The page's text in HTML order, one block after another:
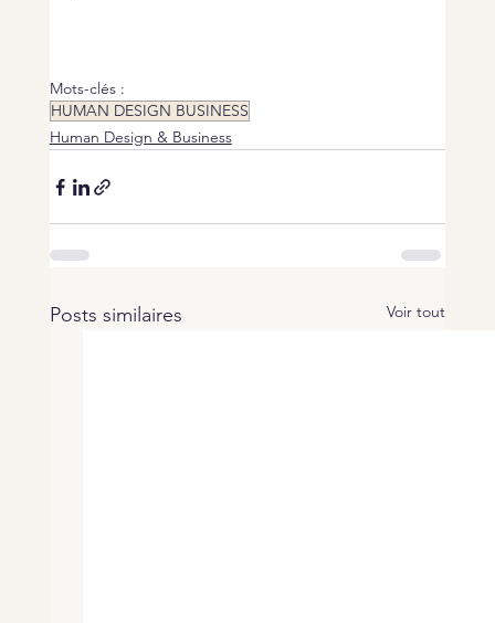
Mots-clés :
HUMAN DESIGN BUSINESS
Human Design & Business
Posts similaires Voir tout